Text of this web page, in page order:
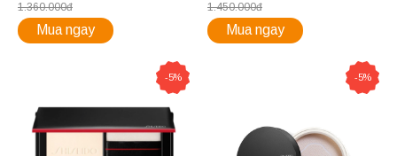
1.360.000đ
Mua ngay
1.450.000đ
Mua ngay
-5% -5%